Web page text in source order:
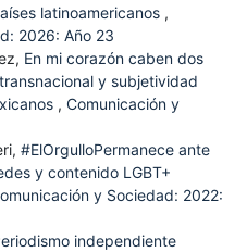
latinoamericanos ,
2026: Año 23
En mi corazón caben dos
y subjetividad
, Comunicación y
#ElOrgulloPermanece ante
y contenido LGBT+
y Sociedad: 2022:
independiente